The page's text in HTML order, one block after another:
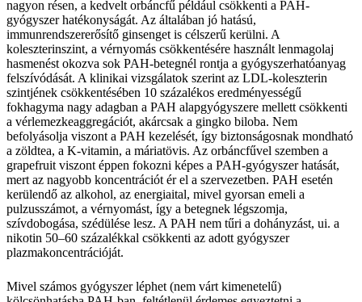
nagyon résen, a kedvelt orbáncfű például csökkenti a PAH-
gyógyszer hatékonyságát. Az általában jó hatású,
immunrendszererősítő ginsenget is célszerű kerülni. A
koleszterinszint, a vérnyomás csökkentésére használt lenmagolaj
hasmenést okozva sok PAH-betegnél rontja a gyógyszerhatóanyag
felszívódását. A klinikai vizsgálatok szerint az LDL-koleszterin
szintjének csökkentésében 10 százalékos eredményességű
fokhagyma nagy adagban a PAH alapgyógyszere mellett csökkenti
a vérlemezkeaggregációt, akárcsak a gingko biloba. Nem
befolyásolja viszont a PAH kezelését, így biztonságosnak mondható
a zöldtea, a K-vitamin, a máriatövis. Az orbáncfűvel szemben a
grapefruit viszont éppen fokozni képes a PAH-gyógyszer hatását,
mert az nagyobb koncentrációt ér el a szervezetben. PAH esetén
kerülendő az alkohol, az energiaital, mivel gyorsan emeli a
pulzusszámot, a vérnyomást, így a betegnek légszomja,
szívdobogása, szédülése lesz. A PAH nem tűri a dohányzást, ui. a
nikotin 50–60 százalékkal csökkenti az adott gyógyszer
plazmakoncentrációját.
Mivel számos gyógyszer léphet (nem várt kimenetelű)